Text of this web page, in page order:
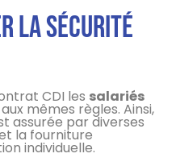
la sécurité
CDI les salariés
mêmes règles. Ainsi,
assurée par diverses
la fourniture
individuelle.